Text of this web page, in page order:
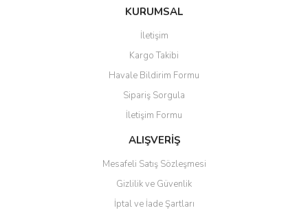
Bu ürüne ilk yorumu siz yapın!
Yorum Yaz
Ürün resmi kalitesiz, bozuk veya görüntülenemiyor.
Ürün açıklamasında eksik bilgiler bulunuyor.
Ürün bilgilerinde hatalar bulunuyor.
Ürün fiyatı diğer sitelerden daha pahalı.
Bu ürüne benzer farklı alternatifler olmalı.
KURUMSAL
İletişim
Kargo Takibi
Havale Bildirim Formu
Sipariş Sorgula
İletişim Formu
ALIŞVERİŞ
Mesafeli Satış Sözleşmesi
Gizlilik ve Güvenlik
İptal ve İade Şartları